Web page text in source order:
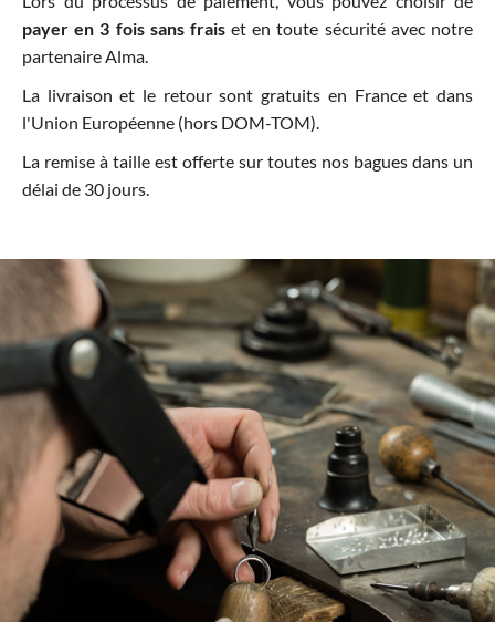
payer en 3 fois sans fraiset en toute sécurité avec notre
partenaire Alma.
La livraison et le retour sont gratuits en France et dans
l'Union Européenne (hors DOM-TOM).
La remise à taille est offerte sur toutes nos bagues dans un
délai de 30 jours.